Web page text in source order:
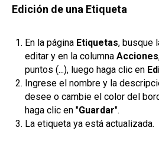
Edición de una Etiqueta
En la página Etiquetas, busque
editar y en la columna Acciones
puntos (...), luego haga clic en
Ingrese el nombre y la
desee o cambie el color del
haga clic en "Guardar".
La etiqueta ya está actualizada.